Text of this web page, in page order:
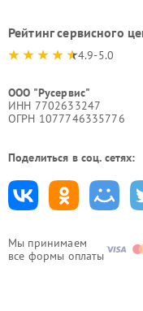
Мы принимаем
все формы оплаты
Рейтинг сервисного
4.9-5.0
ООО "Русервис"
ИНН 7702633247
ОГРН 1077746335776
Поделиться в соц. сетях: